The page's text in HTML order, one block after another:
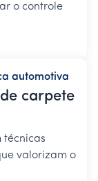
o controle
automotiva
carpete
técnicas
valorizam o